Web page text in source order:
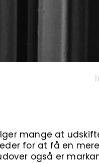
mange at
for at få en
også er